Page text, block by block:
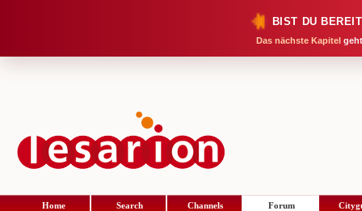
BIST DU
Das nächste Kapitel
Home Search Channels Forum